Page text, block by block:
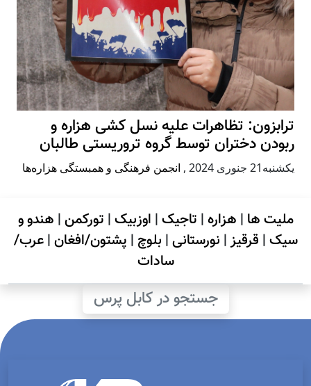
ترابزون: تظاهرات علیه نسل کشی هزاره و
ربودن دختران توسط گروه تروریستی طالبان
يكشنبه21 جنوری 2024 , انجمن فرهنگی و همبستگی هزاره‌ها
ملیت ها | هزاره| تاجیک| اوزبیک| تورکمن| هندو و
سیک| قرقیز| نورستانی| بلوچ | پشتون/افغان|عرب/
سادات
جستجو در کابل پرس